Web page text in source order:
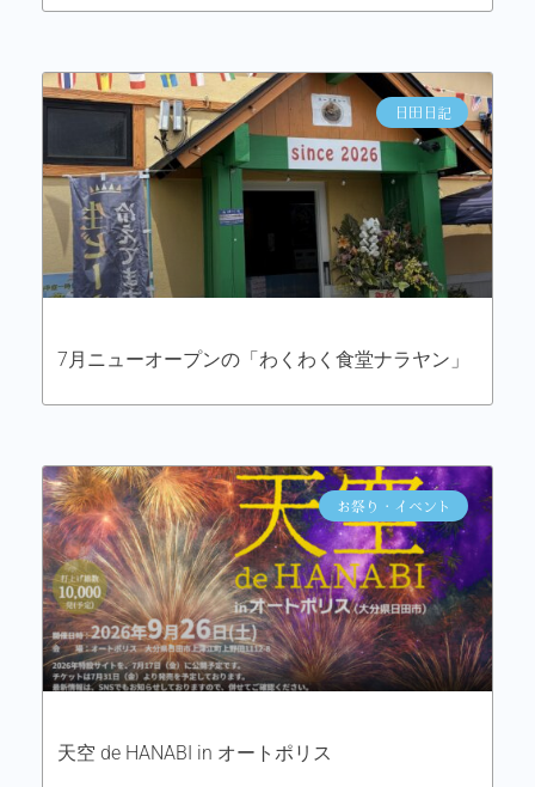
日田日記
7月ニューオープンの「わくわく食堂ナラヤン」
お祭り・イベント
天空 de HANABI in オートポリス